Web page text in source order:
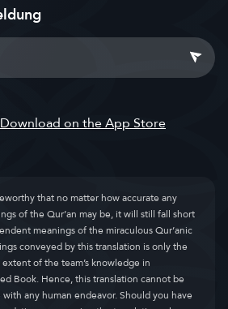
that no matter how accurate any
of the Qur’an may be, it will still fall short
meanings of the miraculous Qur’anic
conveyed by this translation is only the
of the team’s knowledge in
Book. Hence, this translation cannot be
any human endeavor. Should you have